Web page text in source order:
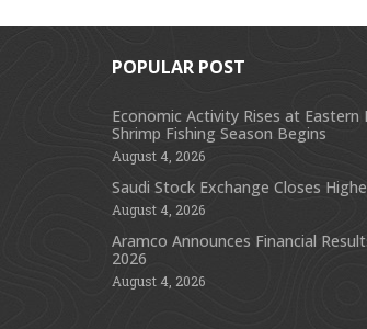
POPULAR POST
Economic Activity Rises at Eastern
Shrimp Fishing Season Begins
August 4, 2026
Saudi Stock Exchange Closes
August 4, 2026
Aramco Announces Financial
2026
August 4, 2026